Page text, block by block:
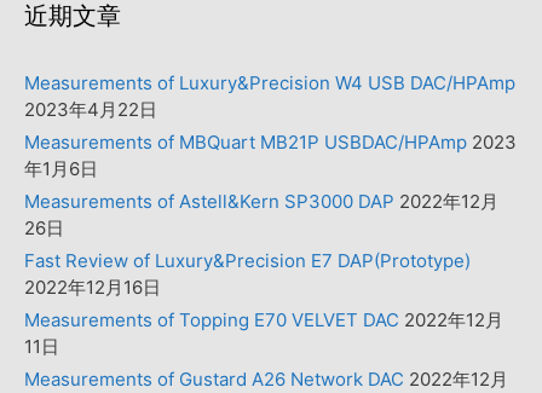
近期文章
Measurements of Luxury&Precision W4 USB DAC/HPAmp
2023年4月22日
Measurements of MBQuart MB21P USBDAC/HPAmp 2023
年1月6日
Measurements of Astell&Kern SP3000 DAP 2022年12月
26日
Fast Review of Luxury&Precision E7 DAP(Prototype)
2022年12月16日
Measurements of Topping E70 VELVET DAC 2022年12月
11日
Measurements of Gustard A26 Network DAC 2022年12月